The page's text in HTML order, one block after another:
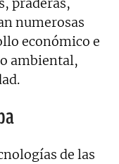
numerosas
económico e
ambiental,
de las